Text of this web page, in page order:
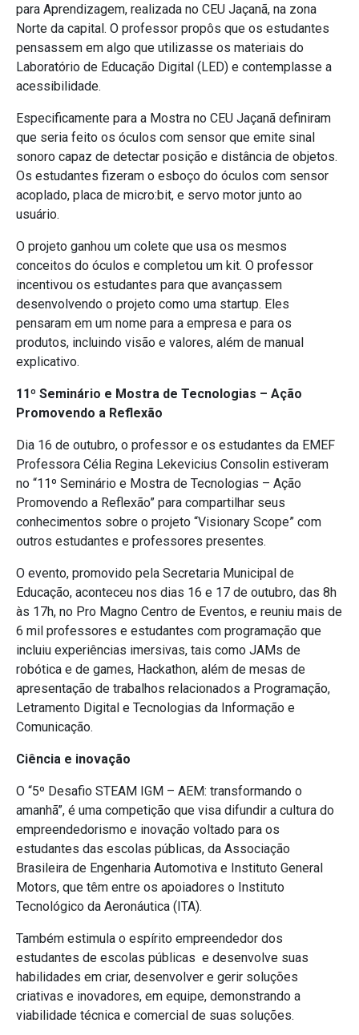
para Aprendizagem, realizada no CEU Jaçanã, na zona
Norte da capital. O professor propôs que os estudantes
pensassem em algo que utilizasse os materiais do
Laboratório de Educação Digital (LED) e contemplasse a
acessibilidade.
Especificamente para a Mostra no CEU Jaçanã definiram
que seria feito os óculos com sensor que emite sinal
sonoro capaz de detectar posição e distância de objetos.
Os estudantes fizeram o esboço do óculos com sensor
acoplado, placa de micro:bit, e servo motor junto ao
usuário.
O projeto ganhou um colete que usa os mesmos
conceitos do óculos e completou um kit. O professor
incentivou os estudantes para que avançassem
desenvolvendo o projeto como uma startup. Eles
pensaram em um nome para a empresa e para os
produtos, incluindo visão e valores, além de manual
explicativo.
11º Seminário e Mostra de Tecnologias – Ação
Promovendo a Reflexão
Dia 16 de outubro, o professor e os estudantes da EMEF
Professora Célia Regina Lekevicius Consolin estiveram
no “11º Seminário e Mostra de Tecnologias – Ação
Promovendo a Reflexão” para compartilhar seus
conhecimentos sobre o projeto “Visionary Scope” com
outros estudantes e professores presentes.
O evento, promovido pela Secretaria Municipal de
Educação, aconteceu nos dias 16 e 17 de outubro, das 8h
às 17h, no Pro Magno Centro de Eventos, e reuniu mais de
6 mil professores e estudantes com programação que
incluiu experiências imersivas, tais como JAMs de
robótica e de games, Hackathon, além de mesas de
apresentação de trabalhos relacionados a Programação,
Letramento Digital e Tecnologias da Informação e
Comunicação.
Ciência e inovação
O “5º Desafio STEAM IGM – AEM: transformando o
amanhã”, é uma competição que visa difundir a cultura do
empreendedorismo e inovação voltado para os
estudantes das escolas públicas, da Associação
Brasileira de Engenharia Automotiva e Instituto General
Motors, que têm entre os apoiadores o Instituto
Tecnológico da Aeronáutica (ITA).
Também estimula o espírito empreendedor dos
estudantes de escolas públicas e desenvolve suas
habilidades em criar, desenvolver e gerir soluções
criativas e inovadores, em equipe, demonstrando a
viabilidade técnica e comercial de suas soluções.